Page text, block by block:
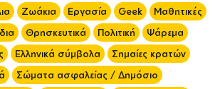
Ζωάκια Εργασία Geek
Μαθητικές
Θρησκευτικά Πολιτική
Ψάρεμα
Ελληνικά σύμβολα
Σημαίες κρατών
Σώματα ασφαλείας / Δημόσιο